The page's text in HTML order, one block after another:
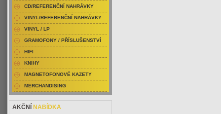
CD/REFERENČNÍ NAHRÁVKY
VINYL/REFERENČNÍ NAHRÁVKY
VINYL / LP
GRAMOFONY / PŘÍSLUŠENSTVÍ
HIFI
KNIHY
MAGNETOFONOVÉ KAZETY
MERCHANDISING
AKČNÍ NABÍDKA